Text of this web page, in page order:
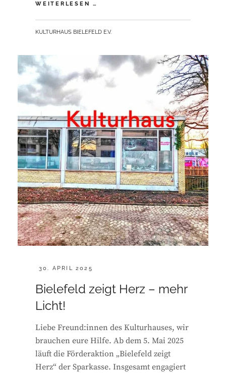
WEITERLESEN …
IM
BY
KULTURHAUS BIELEFELD E.V.
POSTED
30. APRIL 2025
Bielefeld zeigt Herz – mehr
Licht!
Liebe Freund:innen des Kulturhauses, wir
brauchen eure Hilfe. Ab dem 5. Mai 2025
läuft die Förderaktion „Bielefeld zeigt
Herz“ der Sparkasse. Insgesamt engagiert